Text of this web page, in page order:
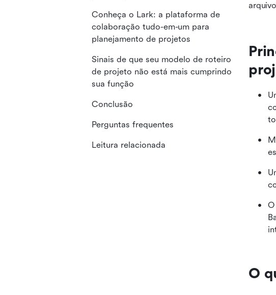
O
Conheça o Lark: a plataforma de
colaboração tudo-em-um para
planejamento de projetos
Sinais de que seu modelo de roteiro
de projeto não está mais cumprindo
sua função
Conclusão
Perguntas frequentes
Leitura relacionada